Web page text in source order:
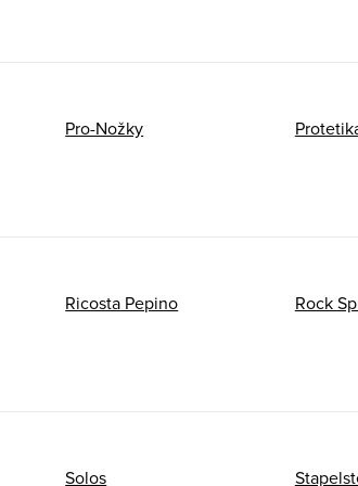
Pro-Nožky
Ricosta Pepino Rock
Solos